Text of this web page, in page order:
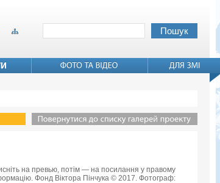
на превью, потім — на посилання у правому
Фонд Віктора Пінчука © 2017. Фотограф: